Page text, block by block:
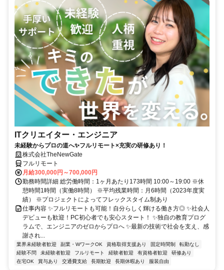
ITクリエイター・エンジニア
未経験からプロの道へ✨フルリモート×充実の研修あり！
株式会社TheNewGate
フルリモート
月給300,000円～700,000円
勤務時間詳細 総労働時間：1ヶ月あたり173時間 10:00～19:00 ※休
憩時間1時間（実働8時間） ※平均残業時間：月6時間（2023年度実
績） ※プロジェクトによってフレックスタイム制あり
仕事内容 ✨フルリモートも可能！自分らしく輝ける働き方◎ ✨社会人
デビューも歓迎！PC初心者でも安心スタート！ ✨独自の教育プログ
ラムで、エンジニアのゼロからプロへ ✨最新の技術で社会を支え、感
謝され...
業界未経験者歓迎 副業・WワークOK 資格取得支援あり 固定時間制
転勤なし
経験不問
未経験者歓迎 フルリモート 経験者歓迎 有資格者歓迎
研修あり
在宅OK
賞与あり 交通費支給 長期歓迎 長期休暇あり 服装自由